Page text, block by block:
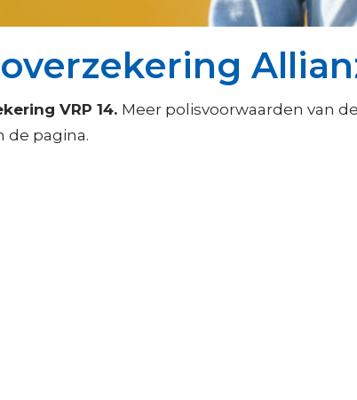
VRP 14. Meer polisvoorwaarden van
de pagina.